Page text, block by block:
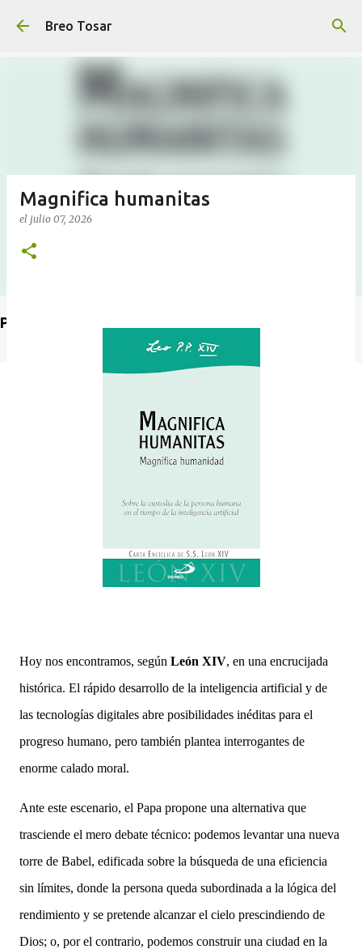
Breo Tosar
Poet's Abbey (Blog de lecturas)
Magnifica humanitas
el julio 07, 2026
Hoy nos encontramos, según León XIV, en una encrucijada
histórica. El rápido desarrollo de la inteligencia artificial y de
las tecnologías digitales abre posibilidades inéditas para el
progreso humano, pero también plantea interrogantes de
enorme calado moral.
Ante este escenario, el Papa propone una alternativa que
trasciende el mero debate técnico: podemos levantar una nueva
torre de Babel, edificada sobre la búsqueda de una eficiencia
sin límites, donde la persona queda subordinada a la lógica del
rendimiento y se pretende alcanzar el cielo prescindiendo de
Dios; o, por el contrario, podemos construir una ciudad en la